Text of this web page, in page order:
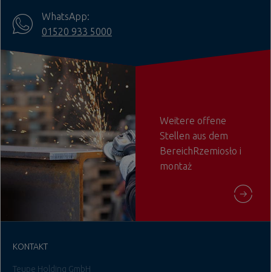
WhatsApp:
01520 933 5000
Weitere offene
Stellen aus dem
BereichRzemiosło i
montaż
KONTAKT
Teupe Holding GmbH